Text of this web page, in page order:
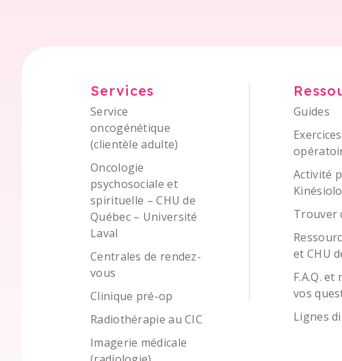
Services
Service
oncogénétique
(clientèle adulte)
Oncologie
psychosociale et
spirituelle – CHU de
Québec – Université
Laval
Centrales de rendez-
vous
Clinique pré-op
Radiothérapie au CIC
Imagerie médicale
Guides
Activité
Trouver
et CHU
F.A.Q.
vos
Lignes